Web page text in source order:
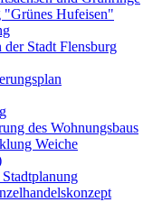
"Grünes Hufeisen"
der Stadt Flensburg
des Wohnungsbaus
Weiche